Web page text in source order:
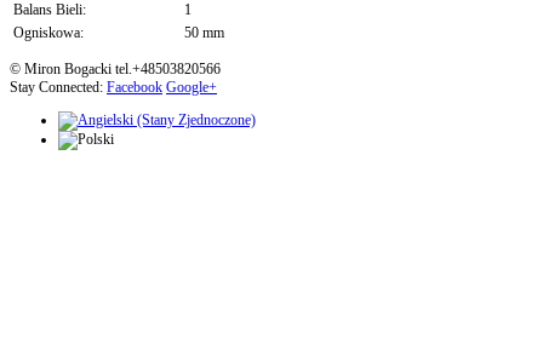
Balans Bieli:
1
Ogniskowa:
50 mm
© Miron Bogacki tel.+48503820566
Stay Connected: Facebook Google+